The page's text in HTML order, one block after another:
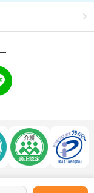
ナビ保育士